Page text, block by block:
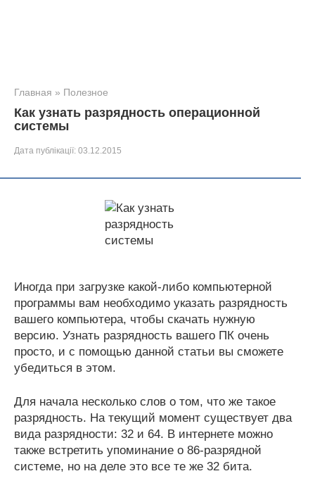
Главная » Полезное
Как узнать разрядность операционной
системы
Дата публікації: 03.12.2015
Иногда при загрузке какой-либо компьютерной
программы вам необходимо указать разрядность
вашего компьютера, чтобы скачать нужную
версию. Узнать разрядность вашего ПК очень
просто, и с помощью данной статьи вы сможете
убедиться в этом.
Для начала несколько слов о том, что же такое
разрядность. На текущий момент существует два
вида разрядности: 32 и 64. В интернете можно
также встретить упоминание о 86-разрядной
системе, но на деле это все те же 32 бита.